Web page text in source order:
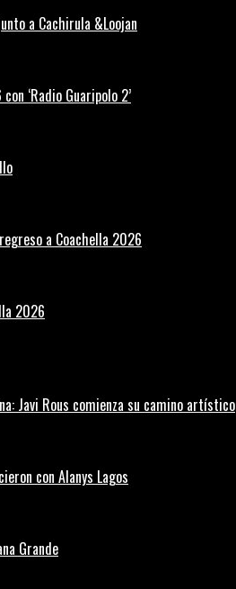
a Cachirula &Loojan
‘Radio Guaripolo 2’
a Coachella 2026
2026
Javi Rous comienza su camino artístico
con Alanys Lagos
Grande